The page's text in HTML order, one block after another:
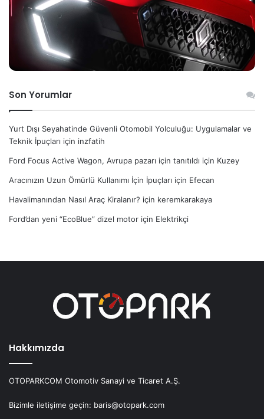
Son Yorumlar
Yurt Dışı Seyahatinde Güvenli Otomobil Yolculuğu: Uygulamalar ve
Teknik İpuçları için inzfatih
Ford Focus Active Wagon, Avrupa pazarı için tanıtıldı için Kuzey
Aracınızın Uzun Ömürlü Kullanımı İçin İpuçları için Efecan
Havalimanından Nasıl Araç Kiralanır? için keremkarakaya
Ford’dan yeni “EcoBlue” dizel motor için Elektrikçi
Hakkımızda
OTOPARKCOM Otomotiv Sanayi ve Ticaret A.Ş.
Bizimle iletişime geçin: baris@otopark.com